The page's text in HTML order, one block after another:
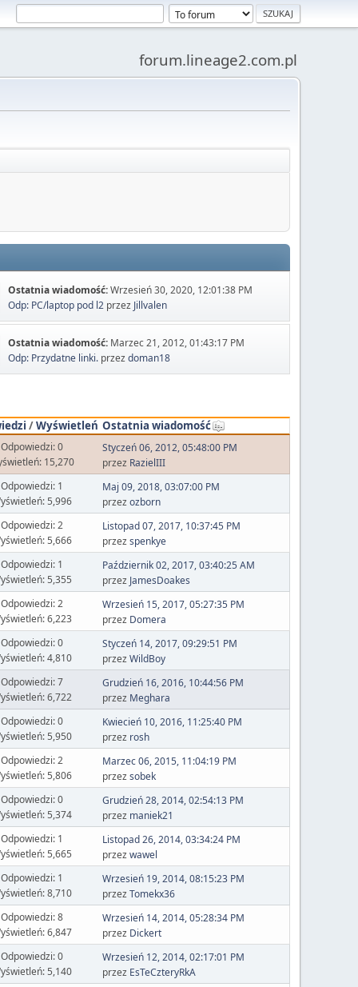
forum.lineage2.com.pl
Ostatnia wiadomość:Wrzesień 30, 2020, 12:01:38 PM
Odp: PC/laptop pod l2 przez Jillvalen
Ostatnia wiadomość: Marzec 21, 2012, 01:43:17 PM
Odp: Przydatne linki. przezdoman18
/Wyświetleń Ostatnia wiadomość
Odpowiedzi: 0
15,270
Styczeń 06, 2012, 05:48:00 PM
przez RazielIII
Odpowiedzi: 1
5,996
Maj 09, 2018, 03:07:00 PM
przezozborn
Odpowiedzi: 2
5,666
Listopad 07, 2017, 10:37:45 PM
przezspenkye
Odpowiedzi: 1
5,355
Październik 02, 2017, 03:40:25 AM
przez JamesDoakes
Odpowiedzi: 2
6,223
Wrzesień 15, 2017, 05:27:35 PM
przez Domera
Odpowiedzi: 0
4,810
Styczeń 14, 2017, 09:29:51 PM
przezWildBoy
Odpowiedzi: 7
6,722
Grudzień 16, 2016, 10:44:56 PM
przez Meghara
Odpowiedzi: 0
5,950
Kwiecień 10, 2016, 11:25:40 PM
przez rosh
Odpowiedzi: 2
5,806
Marzec 06, 2015, 11:04:19 PM
przezsobek
Odpowiedzi: 0
5,374
Grudzień 28, 2014, 02:54:13 PM
przez maniek21
Odpowiedzi: 1
5,665
Listopad 26, 2014, 03:34:24 PM
przezwawel
Odpowiedzi: 1
8,710
Wrzesień 19, 2014, 08:15:23 PM
przezTomekx36
Odpowiedzi: 8
6,847
Wrzesień 14, 2014, 05:28:34 PM
przez Dickert
Odpowiedzi: 0
5,140
Wrzesień 12, 2014, 02:17:01 PM
przez EsTeCzteryRkA